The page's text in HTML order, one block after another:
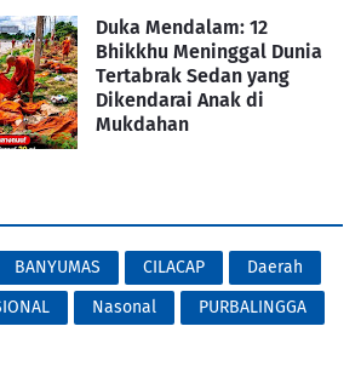
Duka Mendalam: 12
Bhikkhu Meninggal Dunia
Tertabrak Sedan yang
Dikendarai Anak di
Mukdahan
BANYUMAS CILACAP
Daerah
Nasonal PURBALINGGA